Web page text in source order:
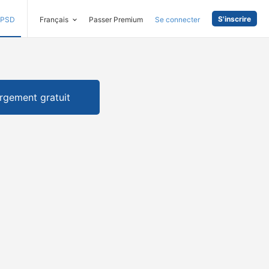
PSD Français Passer Premium Se connecter S'inscrire
gratuit